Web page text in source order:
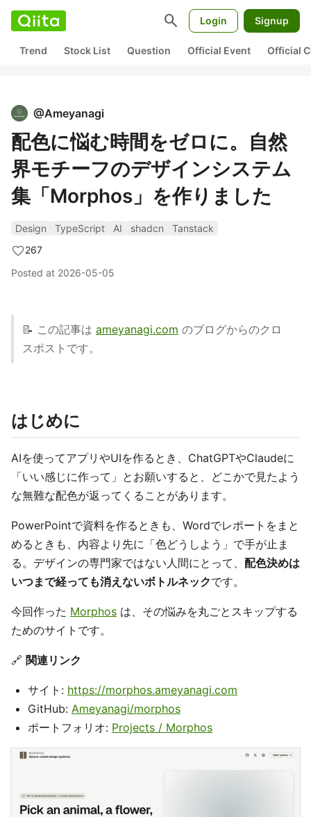
search Login Signup
Trend Stock List Question Official Event Official
@Ameyanagi
配色に悩む時間をゼロに。自然
界モチーフのデザインシステム
集「Morphos」を作りました
Design TypeScript AI shadcn
Tanstack
267
Posted at 2026-05-05
📝 この記事は ameyanagi.com のブログからのクロ
スポストです。
はじめに
AIを使ってアプリやUIを作るとき、ChatGPTやClaudeに
「いい感じに作って」とお願いすると、どこかで見たよう
な無難な配色が返ってくることがあります。
PowerPointで資料を作るときも、Wordでレポートをまと
めるときも、内容より先に「色どうしよう」で手が止ま
る。デザインの専門家ではない人間にとって、 配色決めは
いつまで経っても消えないボトルネックです。
今回作った Morphos は、その悩みを丸ごとスキップする
ためのサイトです。
🔗 関連リンク
サイト: https://morphos.ameyanagi.com
GitHub: Ameyanagi/morphos
ポートフォリオ: Projects / Morphos